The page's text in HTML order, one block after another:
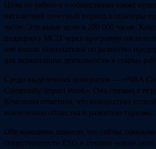
Цели по работе с сообществами также
пятилетний отчетный период волонтеры
часов. Это выше цели в 200 000 часов.
поддержку МСП через программу
неё вошли инициативы по развитию
для активизации деятельности в старых
Среди выделенных инициатив — «NBA
Community Impact Week». Она связана с
Компания отметила, что инициатива
вовлечению общества и развитию туризма.
Обе компании заявили, что сейчас
существенности ESG и готовят новые